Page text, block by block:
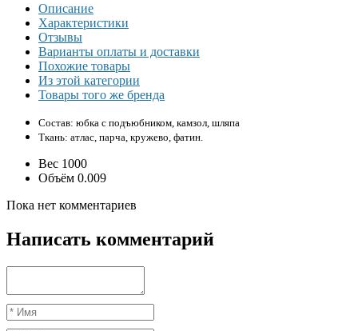
Описание
Характеристики
Отзывы
Варианты оплаты и доставки
Похожие товары
Из этой категории
Товары того же бренда
Состав: юбка с подъюбником, камзол, шляпа
Ткань: атлас, парча, кружево, фатин.
Вес 1000
Объём 0.009
Пока нет комментариев
Написать комментарий